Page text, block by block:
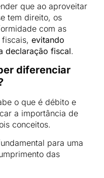
que ao aproveitar
tem direito, os
com as
evitando
declaração fiscal.
diferenciar
o que é débito e
a importância de
conceitos.
para uma
das